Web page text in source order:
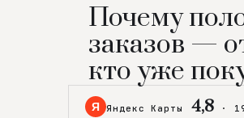
Почему
заказов —
кто уже
Я Яндекс Карты 4,8 ·